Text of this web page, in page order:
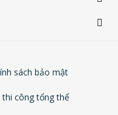
sách bảo mật
thi công tổng thể